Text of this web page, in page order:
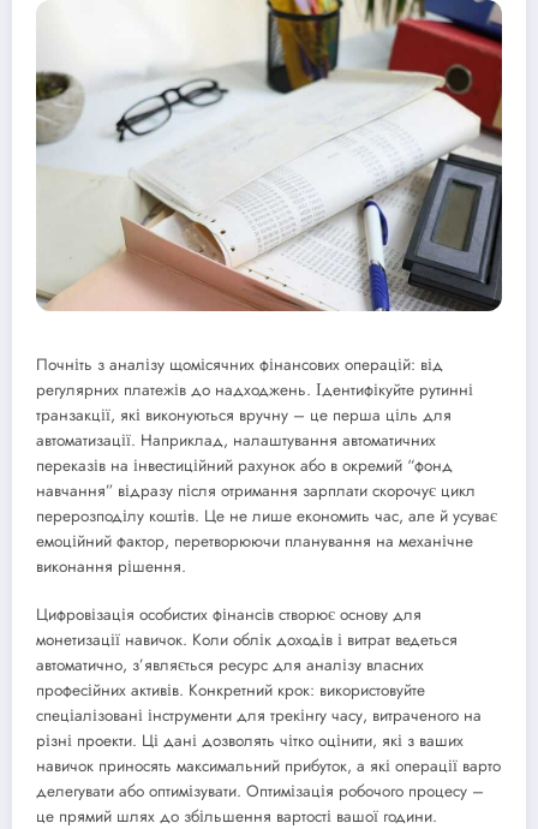
Почніть з аналізу щомісячних фінансових операцій: від
регулярних платежів до надходжень. Ідентифікуйте рутинні
транзакції, які виконуються вручну – це перша ціль для
автоматизації. Наприклад, налаштування автоматичних
переказів на інвестиційний рахунок або в окремий “фонд
навчання” відразу після отримання зарплати скорочує цикл
перерозподілу коштів. Це не лише економить час, але й усуває
емоційний фактор, перетворюючи планування на механічне
виконання рішення.
Цифровізація особистих фінансів створює основу для
монетизації навичок. Коли облік доходів і витрат ведеться
автоматично, з’являється ресурс для аналізу власних
професійних активів. Конкретний крок: використовуйте
спеціалізовані інструменти для трекінгу часу, витраченого на
різні проекти. Ці дані дозволять чітко оцінити, які з ваших
навичок приносять максимальний прибуток, а які операції варто
делегувати або оптимізувати. Оптимізація робочого процесу –
це прямий шлях до збільшення вартості вашої години.